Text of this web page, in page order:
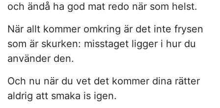
och ändå ha god mat redo när som helst.
När allt kommer omkring är det inte frysen
som är skurken: misstaget ligger i hur du
använder den.
Och nu när du vet det kommer dina rätter
aldrig att smaka is igen.